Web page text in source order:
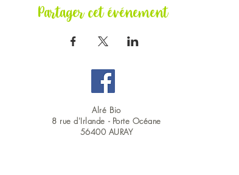
Partager cet événement
Alré Bio
8 rue d'Irlande - Porte Océane
56400 AURAY